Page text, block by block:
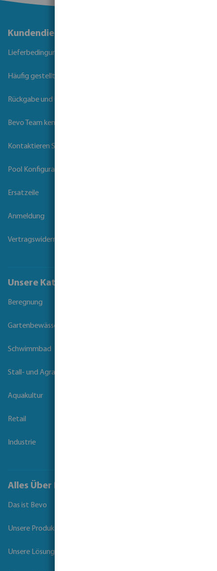
Kundendienst
Lieferbedingungen
Häufig gestellte Fragen
Rückgabe und Garantie
Bevo Team kennenlernen
Kontaktieren Sie uns
Pool Konfigurator
Ersatzeile
Anmeldung
Vertragswiderruf
Unsere Kataloge
Beregnung
Gartenbewässerung
Schwimmbad
Stall- und Agrartechnik
Aquakultur
Retail
Industrie
Alles Über Bevo
Das ist Bevo
Unsere Produkte
Unsere Lösungen